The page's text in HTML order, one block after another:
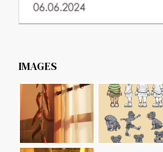
IMAGES